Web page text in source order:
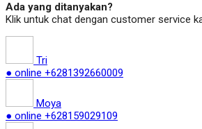
Ada yang ditanyakan?
Klik untuk chat dengan customer service
Tri
● online +6281392660009
Moya
● online +628159029109